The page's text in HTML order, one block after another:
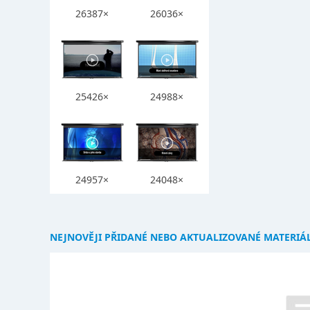
26387× 26036×
25426× 24988×
24957× 24048×
NEJNOVĚJI PŘIDANÉ NEBO AKTUALIZOVANÉ